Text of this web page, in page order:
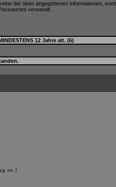
der oben angegebenen Informationen,
verwandt.
on ]